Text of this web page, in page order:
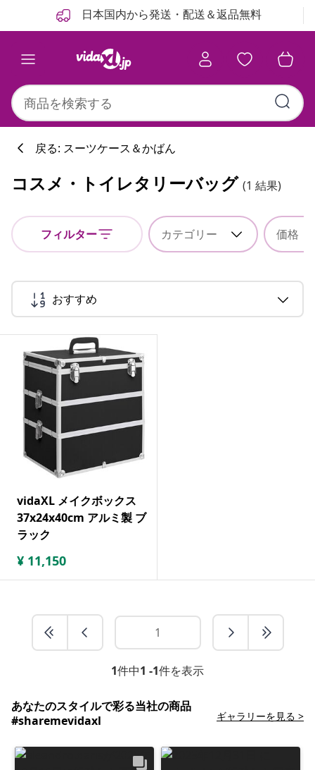
日本国内から発送・配送＆返品無料
戻る: スーツケース＆かばん
コスメ・トイレタリーバッグ (1 結果)
フィルター カテゴリー 価格
おすすめ
vidaXL メイクボックス
37x24x40cm アルミ製 ブ
ラック
¥ 11,150
1件中1 -1件を表示
あなたのスタイルで彩る当社の商品
#sharemevidaxl
ギャラリーを見る >